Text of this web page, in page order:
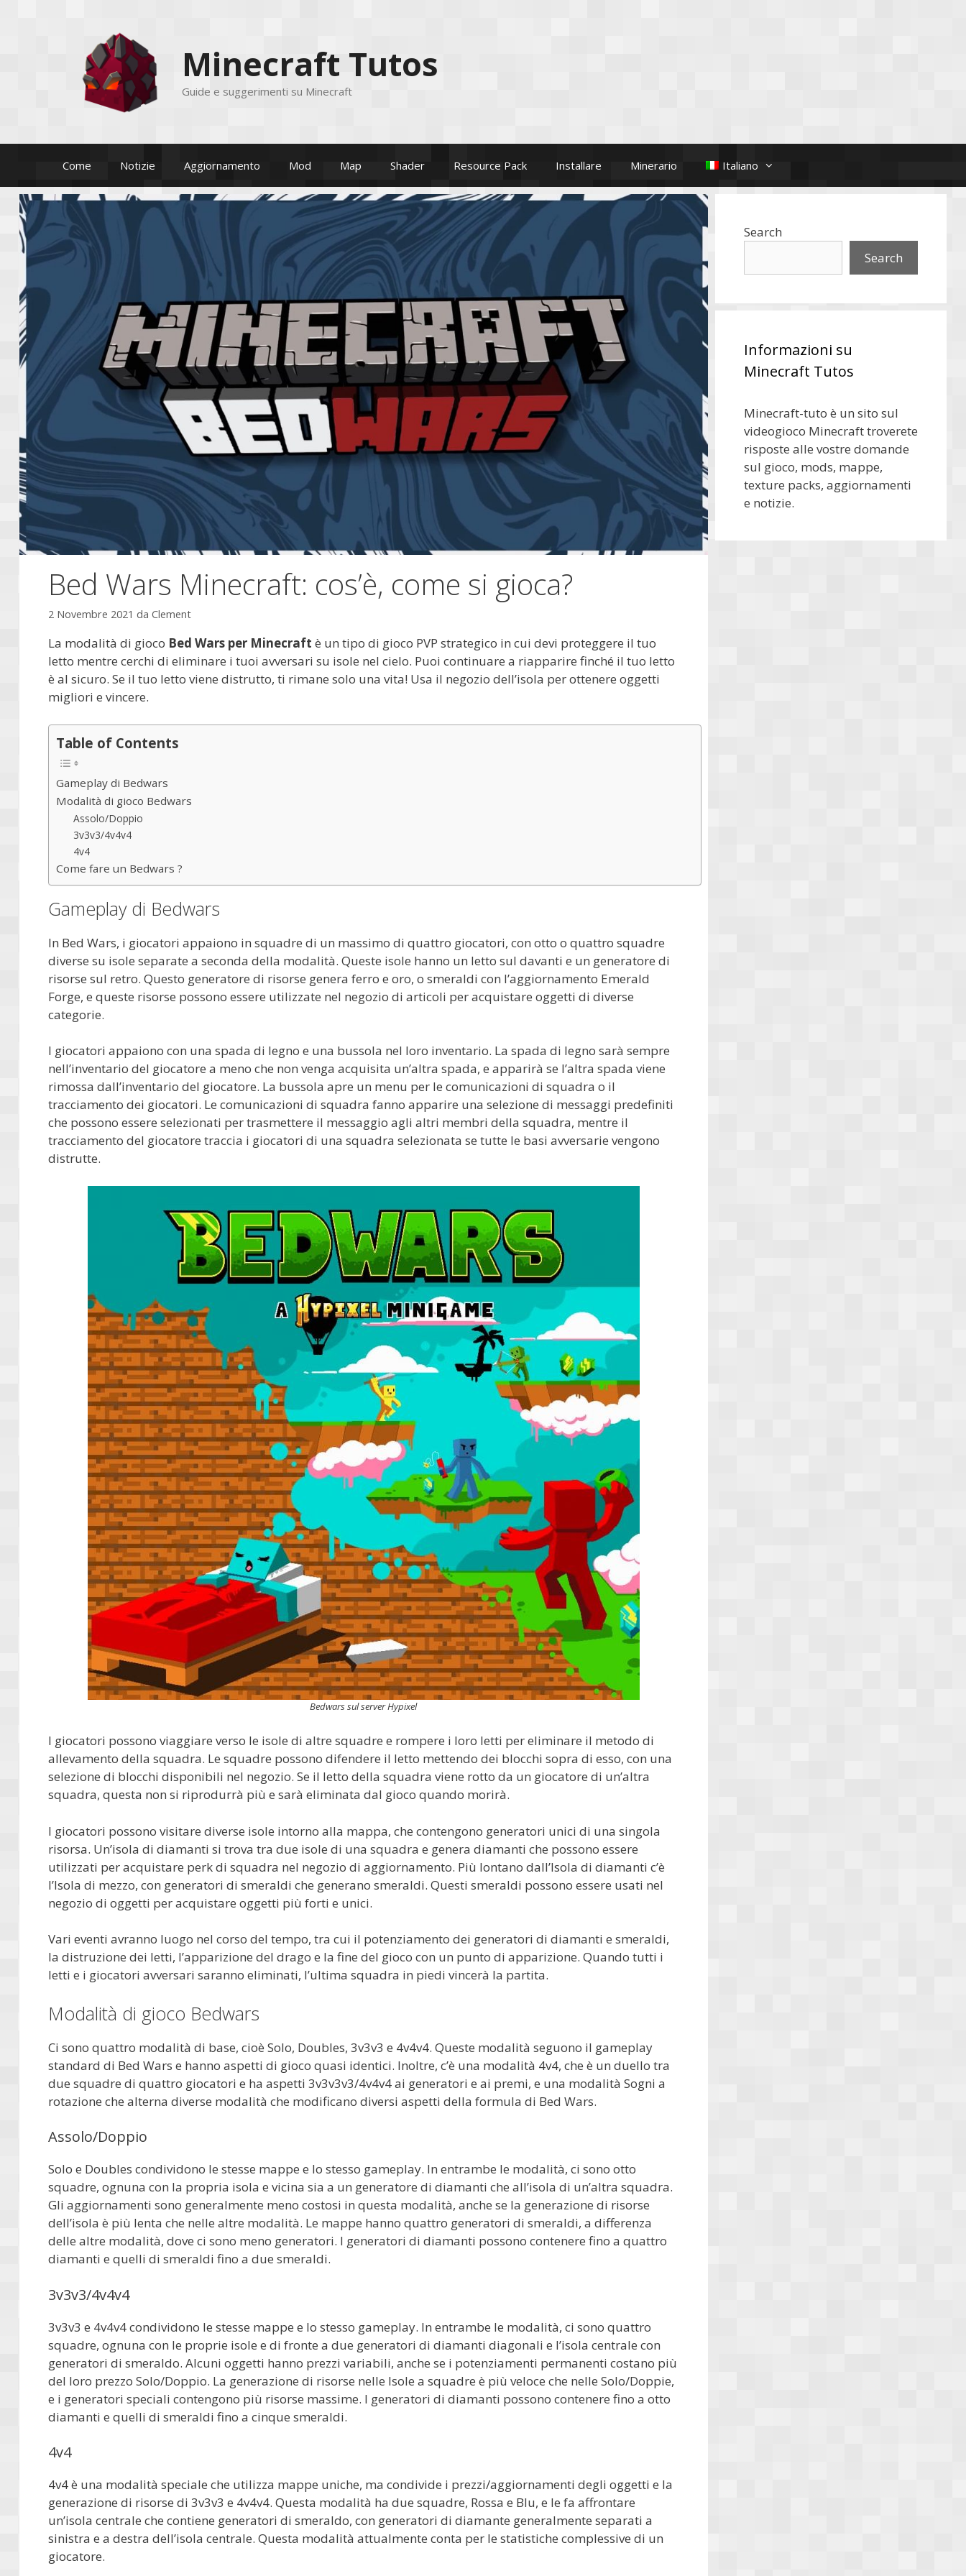
Minecraft Tutos
Guide e suggerimenti su Minecraft
Come Notizie Aggiornamento Mod Map Shader Resource Pack Installare Minerario Italiano
Bed Wars Minecraft: cos’è, come si gioca?
2 Novembre 2021 da Clement
La modalità di gioco Bed Wars per Minecraft è un tipo di gioco PVP strategico in cui devi proteggere il tuo
letto mentre cerchi di eliminare i tuoi avversari su isole nel cielo. Puoi continuare a riapparire finché il tuo letto
è al sicuro. Se il tuo letto viene distrutto, ti rimane solo una vita! Usa il negozio dell’isola per ottenere oggetti
migliori e vincere.
Table of Contents
Gameplay di Bedwars
Modalità di gioco Bedwars
Assolo/Doppio
3v3v3/4v4v4
4v4
Come fare un Bedwars ?
Gameplay di Bedwars
In Bed Wars, i giocatori appaiono in squadre di un massimo di quattro giocatori, con otto o quattro squadre
diverse su isole separate a seconda della modalità. Queste isole hanno un letto sul davanti e un generatore di
risorse sul retro. Questo generatore di risorse genera ferro e oro, o smeraldi con l’aggiornamento Emerald
Forge, e queste risorse possono essere utilizzate nel negozio di articoli per acquistare oggetti di diverse
categorie.
I giocatori appaiono con una spada di legno e una bussola nel loro inventario. La spada di legno sarà sempre
nell’inventario del giocatore a meno che non venga acquisita un’altra spada, e apparirà se l’altra spada viene
rimossa dall’inventario del giocatore. La bussola apre un menu per le comunicazioni di squadra o il
tracciamento dei giocatori. Le comunicazioni di squadra fanno apparire una selezione di messaggi predefiniti
che possono essere selezionati per trasmettere il messaggio agli altri membri della squadra, mentre il
tracciamento del giocatore traccia i giocatori di una squadra selezionata se tutte le basi avversarie vengono
distrutte.
Bedwars sul server Hypixel
I giocatori possono viaggiare verso le isole di altre squadre e rompere i loro letti per eliminare il metodo di
allevamento della squadra. Le squadre possono difendere il letto mettendo dei blocchi sopra di esso, con una
selezione di blocchi disponibili nel negozio. Se il letto della squadra viene rotto da un giocatore di un’altra
squadra, questa non si riprodurrà più e sarà eliminata dal gioco quando morirà.
I giocatori possono visitare diverse isole intorno alla mappa, che contengono generatori unici di una singola
risorsa. Un’isola di diamanti si trova tra due isole di una squadra e genera diamanti che possono essere
utilizzati per acquistare perk di squadra nel negozio di aggiornamento. Più lontano dall’Isola di diamanti c’è
l’Isola di mezzo, con generatori di smeraldi che generano smeraldi. Questi smeraldi possono essere usati nel
negozio di oggetti per acquistare oggetti più forti e unici.
Vari eventi avranno luogo nel corso del tempo, tra cui il potenziamento dei generatori di diamanti e smeraldi,
la distruzione dei letti, l’apparizione del drago e la fine del gioco con un punto di apparizione. Quando tutti i
letti e i giocatori avversari saranno eliminati, l’ultima squadra in piedi vincerà la partita.
Modalità di gioco Bedwars
Ci sono quattro modalità di base, cioè Solo, Doubles, 3v3v3 e 4v4v4. Queste modalità seguono il gameplay
standard di Bed Wars e hanno aspetti di gioco quasi identici. Inoltre, c’è una modalità 4v4, che è un duello tra
due squadre di quattro giocatori e ha aspetti 3v3v3v3/4v4v4 ai generatori e ai premi, e una modalità Sogni a
rotazione che alterna diverse modalità che modificano diversi aspetti della formula di Bed Wars.
Assolo/Doppio
Solo e Doubles condividono le stesse mappe e lo stesso gameplay. In entrambe le modalità, ci sono otto
squadre, ognuna con la propria isola e vicina sia a un generatore di diamanti che all’isola di un’altra squadra.
Gli aggiornamenti sono generalmente meno costosi in questa modalità, anche se la generazione di risorse
dell’isola è più lenta che nelle altre modalità. Le mappe hanno quattro generatori di smeraldi, a differenza
delle altre modalità, dove ci sono meno generatori. I generatori di diamanti possono contenere fino a quattro
diamanti e quelli di smeraldi fino a due smeraldi.
3v3v3/4v4v4
3v3v3 e 4v4v4 condividono le stesse mappe e lo stesso gameplay. In entrambe le modalità, ci sono quattro
squadre, ognuna con le proprie isole e di fronte a due generatori di diamanti diagonali e l’isola centrale con
generatori di smeraldo. Alcuni oggetti hanno prezzi variabili, anche se i potenziamenti permanenti costano più
del loro prezzo Solo/Doppio. La generazione di risorse nelle Isole a squadre è più veloce che nelle Solo/Doppie,
e i generatori speciali contengono più risorse massime. I generatori di diamanti possono contenere fino a otto
diamanti e quelli di smeraldi fino a cinque smeraldi.
4v4
4v4 è una modalità speciale che utilizza mappe uniche, ma condivide i prezzi/aggiornamenti degli oggetti e la
generazione di risorse di 3v3v3 e 4v4v4. Questa modalità ha due squadre, Rossa e Blu, e le fa affrontare
un’isola centrale che contiene generatori di smeraldo, con generatori di diamante generalmente separati a
sinistra e a destra dell’isola centrale. Questa modalità attualmente conta per le statistiche complessive di un
giocatore.
Search
Search
Informazioni su
Minecraft Tutos
Minecraft-tuto è un sito sul
videogioco Minecraft troverete
risposte alle vostre domande
sul gioco, mods, mappe,
texture packs, aggiornamenti
e notizie.